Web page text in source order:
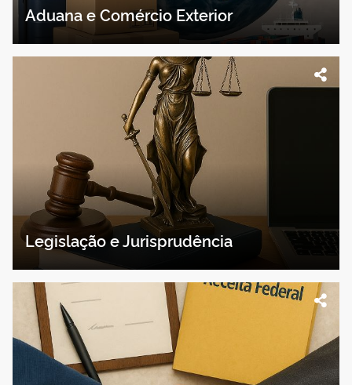
Aduana e Comércio Exterior
Legislação e Jurisprudência